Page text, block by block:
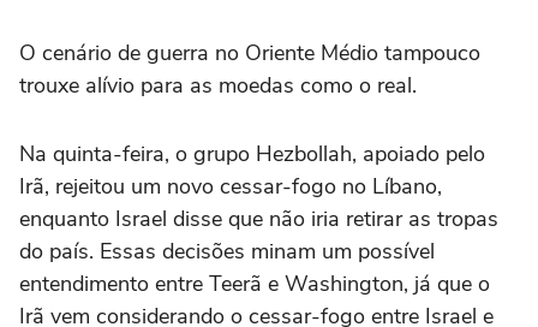
O cenário de guerra no Oriente Médio tampouco
trouxe alívio para as moedas como o real.
Na quinta-feira, o grupo Hezbollah, apoiado pelo
Irã, rejeitou um novo cessar-fogo no Líbano,
enquanto Israel disse que não iria retirar as tropas
do país. Essas decisões minam um possível
entendimento entre Teerã e Washington, já que o
Irã vem considerando o cessar-fogo entre Israel e